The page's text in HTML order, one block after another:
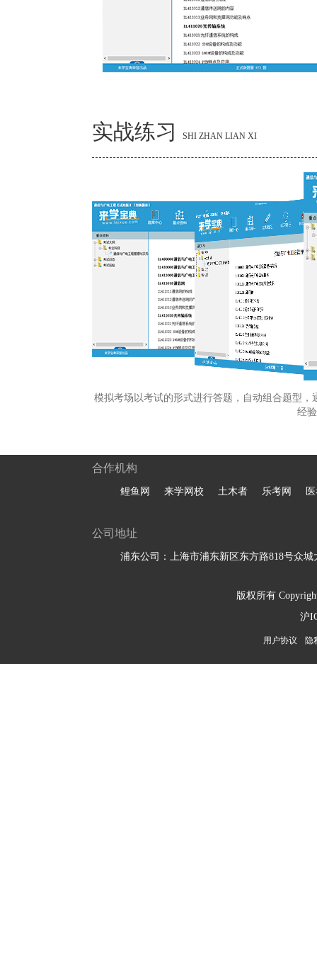
实战练习 SHI ZHAN LIAN XI
模拟考场以考试的形式进行答题，自动组合题型
经
合作机构
鲤鱼网 来学网校 土木者 乐考网
公司地址
浦东公司：上海市浦东新区东方路818号众城
版权所有
沪
用户协议 隐